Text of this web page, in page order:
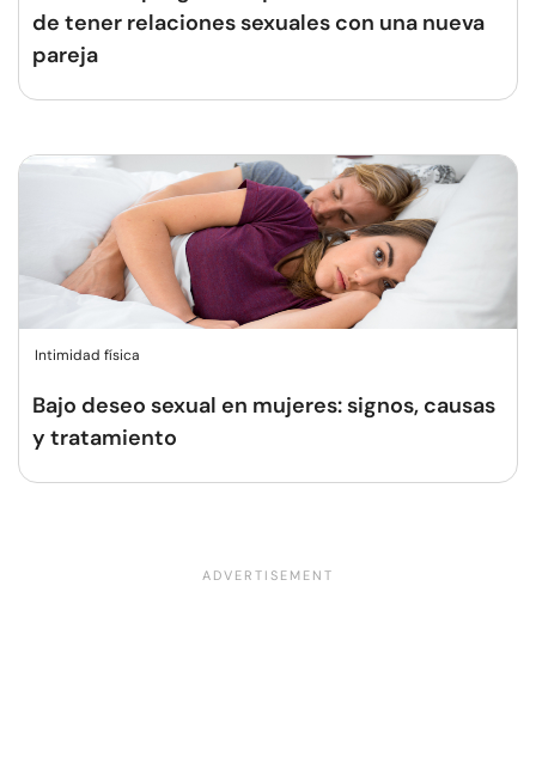
de tener relaciones sexuales con una nueva
pareja
Intimidad física
Bajo deseo sexual en mujeres: signos, causas
y tratamiento